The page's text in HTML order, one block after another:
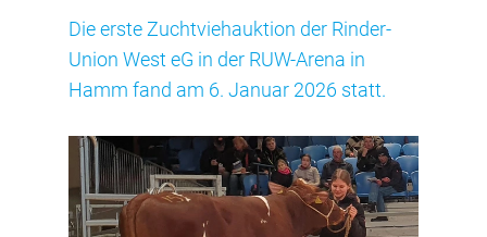
Die erste Zuchtviehauktion der Rinder-
Union West eG in der RUW-Arena in
Hamm fand am 6. Januar 2026 statt.